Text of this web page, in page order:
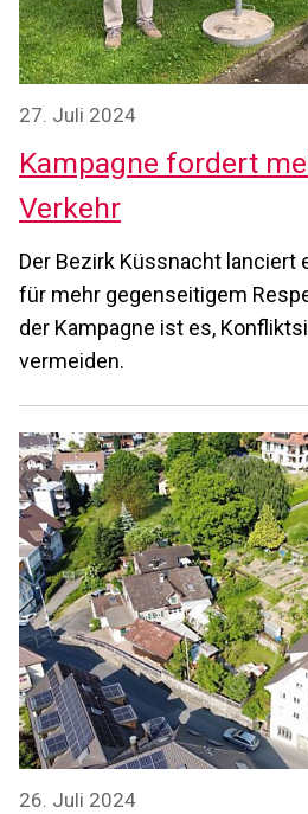
27. Juli 2024
Kampagne fordert
Verkehr
Der Bezirk Küssnacht lanciert
für mehr gegenseitigem
der Kampagne ist es,
vermeiden.
26. Juli 2024